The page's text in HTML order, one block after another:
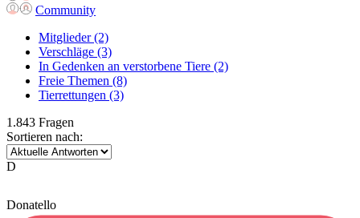
Community
Mitglieder(2)
Verschläge (3)
In Gedenken an verstorbene Tiere (2)
Freie Themen (8)
Tierrettungen (3)
1.843 Fragen
Sortieren nach:
D
Donatello